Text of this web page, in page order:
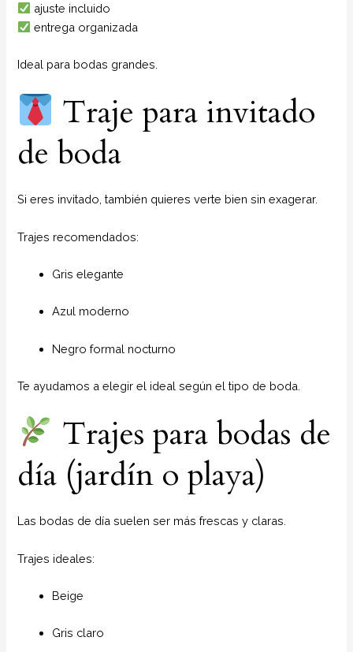
ajuste incluido
entrega organizada
Ideal para bodas grandes.
Traje para invitado
de boda
Si eres invitado, también quieres verte bien sin exagerar.
Trajes recomendados:
Gris elegante
Azul moderno
Negro formal nocturno
Te ayudamos a elegir el ideal según el tipo de boda.
Trajes para bodas de
día (jardín o playa)
Las bodas de día suelen ser más frescas y claras.
Trajes ideales:
Beige
Gris claro